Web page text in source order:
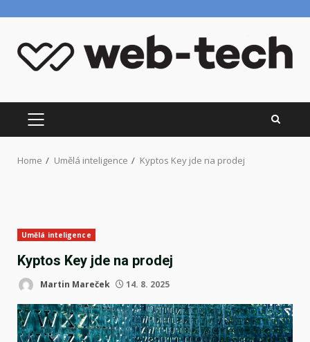
content
PRIMARY
MENU
Home Umělá inteligence Kyptos Key jde na prodej
Umělá inteligence
Kyptos Key jde na prodej
Martin Mareček 14. 8. 2025